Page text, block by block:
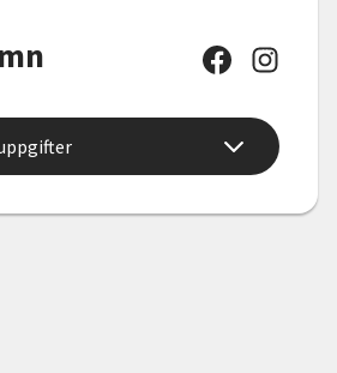
evenemang